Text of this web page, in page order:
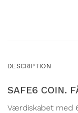
DESCRIPTION
SAFE6 COIN.
Værdiskabet med